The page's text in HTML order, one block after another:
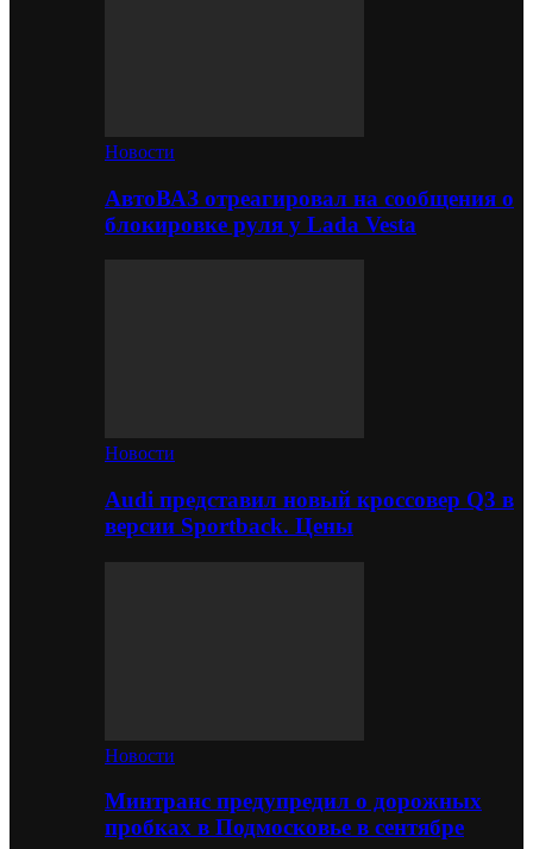
Новости
АвтоВАЗ отреагировал на сообщения о
блокировке руля у Lada Vesta
Новости
Audi представил новый кроссовер Q3 в
версии Sportback. Цены
Новости
Минтранс предупредил о дорожных
пробках в Подмосковье в сентябре